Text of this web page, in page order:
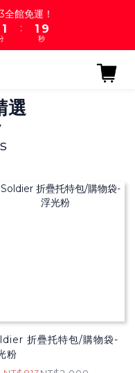
館免運！
2
1
0
:
2
1
0
9
8
7
秒
選
折疊托特包/購物袋​-
粉